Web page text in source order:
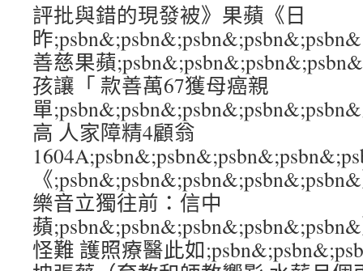
評批與錯的現發被》果蘋《日
昨
善慈果蘋
孩讓「 款善萬67獲母癌親
單
高 人家障精4顧翁
《
樂音立獨往前：信中
蘋
怪難 護照療醫此如